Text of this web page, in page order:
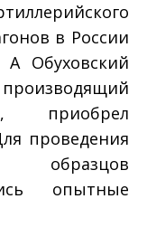
в России
Обуховский
приобрел
проведения
образцов
опытные